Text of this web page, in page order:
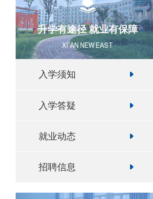
升学有途径 就业有保障
XI`AN NEW EAST
入学须知
入学答疑
就业动态
招聘信息